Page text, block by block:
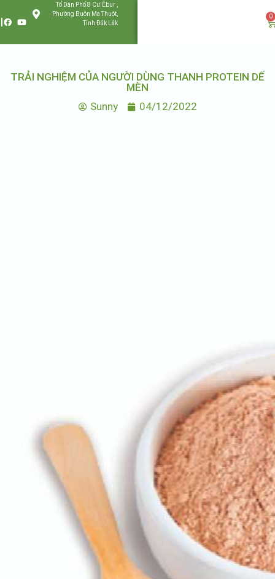
Tổ Dân Phố 8 Cư Êbur ,
Phường Buôn Ma Thuột,
Tỉnh Đắk Lắk
0
TRẢI NGHIỆM CỦA NGƯỜI DÙNG THANH PROTEIN DẾ
MÈN
Sunny
04/12/2022